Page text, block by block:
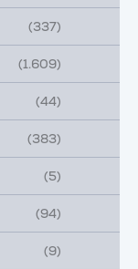
(337)
(1.609)
(44)
(383)
(5)
(94)
(9)